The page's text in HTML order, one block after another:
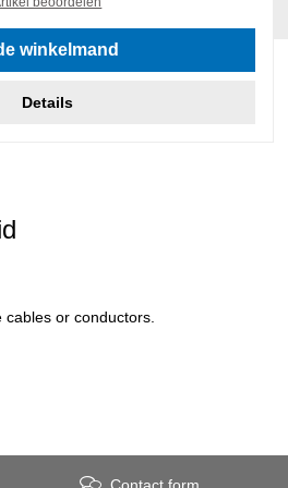
winkelmand
Details
cables or conductors.